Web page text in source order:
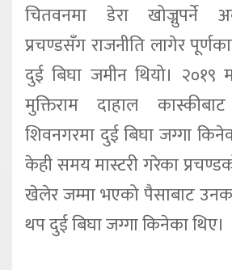
चितवनमा डेरा खोज्नुपर्ने
प्रचण्डसँग राजनीति लागेर
दुई बिघा जमीन थियो। २०१९
मुक्तिराम दाहाल
शिवनगरमा दुई बिघा जग्गा
केही समय मास्टरी गरेका
खेलेर जम्मा भएको पैसाबाट
थप दुई बिघा जग्गा किनेका थिए।